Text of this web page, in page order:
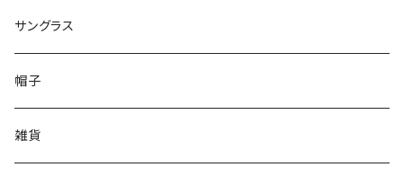
サングラス
帽子
雑貨